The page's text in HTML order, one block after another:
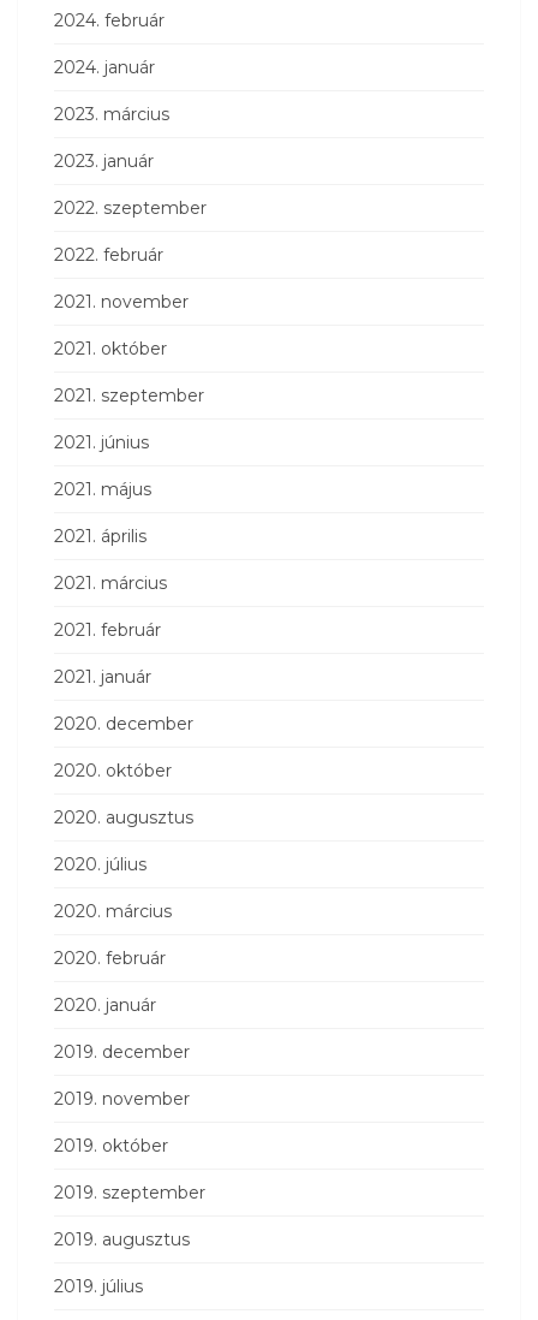
2024. február
2024. január
2023. március
2023. január
2022. szeptember
2022. február
2021. november
2021. október
2021. szeptember
2021. június
2021. május
2021. április
2021. március
2021. február
2021. január
2020. december
2020. október
2020. augusztus
2020. július
2020. március
2020. február
2020. január
2019. december
2019. november
2019. október
2019. szeptember
2019. augusztus
2019. július